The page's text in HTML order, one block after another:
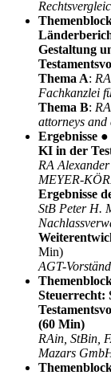
Gestaltung
Thema A:
Fachkanzlei
Thema B:
attorneys
Ergebnisse
KI in der
RA
MEYER-
Ergebnisse
StB Peter H.
Min)
AGT-
Steuerrecht:
(60 Min)
RAin, StBin,
Mazars